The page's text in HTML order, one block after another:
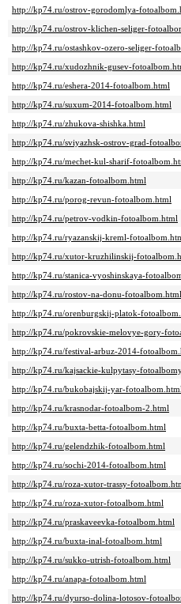
http://kp74.ru/ostrov-gorodomlya-
http://kp74.ru/ostrov-klichen-seliger-
http://kp74.ru/ostashkov-ozero-seliger-
http://kp74.ru/xudozhnik-gusev-
http://kp74.ru/eshera-2014-fotoalbom.html
http://kp74.ru/suxum-2014-fotoalbom.html
http://kp74.ru/zhukova-shishka.html
http://kp74.ru/sviyazhsk-ostrov-grad-
http://kp74.ru/mechet-kul-sharif-
http://kp74.ru/kazan-fotoalbom.html
http://kp74.ru/porog-revun-fotoalbom.html
http://kp74.ru/petrov-vodkin-fotoalbom.html
http://kp74.ru/ryazanskij-kreml-
http://kp74.ru/xutor-kruzhilinskij-
http://kp74.ru/stanica-vyoshinskaya-
http://kp74.ru/rostov-na-donu-fotoalbom.html
http://kp74.ru/orenburgskij-platok-
http://kp74.ru/pokrovskie-melovye-gory-
http://kp74.ru/festival-arbuz-2014-
http://kp74.ru/kajsackie-kulpytasy-
http://kp74.ru/bukobajskij-yar-
http://kp74.ru/krasnodar-fotoalbom-2.html
http://kp74.ru/buxta-betta-fotoalbom.html
http://kp74.ru/gelendzhik-fotoalbom.html
http://kp74.ru/sochi-2014-fotoalbom.html
http://kp74.ru/roza-xutor-trassy-
http://kp74.ru/roza-xutor-fotoalbom.html
http://kp74.ru/praskaveevka-fotoalbom.html
http://kp74.ru/buxta-inal-fotoalbom.html
http://kp74.ru/sukko-utrish-fotoalbom.html
http://kp74.ru/anapa-fotoalbom.html
http://kp74.ru/dyurso-dolina-lotosov-